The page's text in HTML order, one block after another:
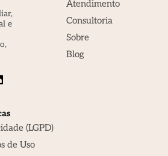
e
Atendimento
Consultoria
Sobre
Blog
(LGPD)
de Uso